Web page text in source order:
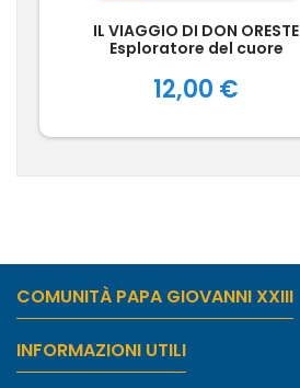
IL VIAGGIO DI DON ORESTE
Esploratore del cuore
Prezzo
12,00 €
COMUNITÀ PAPA GIOVANNI XXIII
INFORMAZIONI UTILI